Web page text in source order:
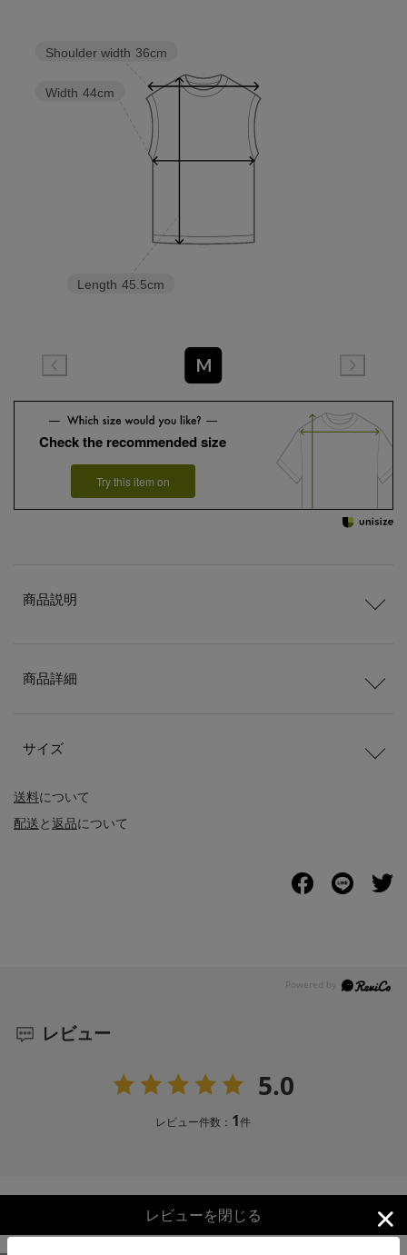
Length 45.5cm
Width 44cm
Shoulder width 36cm
M
Check the recommended size
Try this item on
送料について
配送と返品について
商品説明
商品詳細
サイズ
レビュー
5.0
レビュー件数： 1件
レビューを閉じる